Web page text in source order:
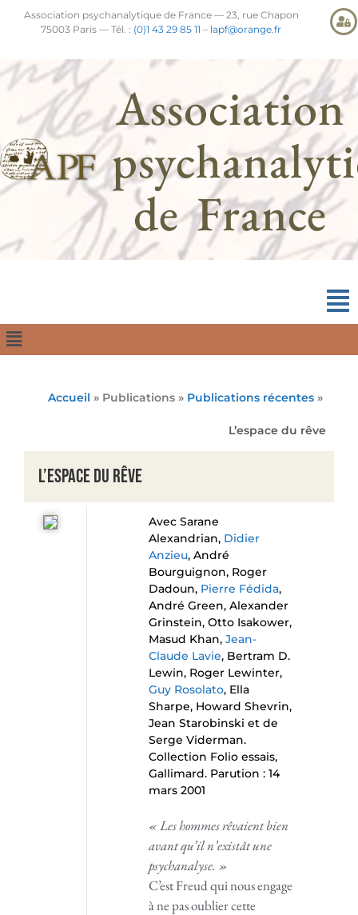
Association psychanalytique de France — 23, rue Chapon
75003 Paris — Tél. : (0)1 43 29 85 11 – lapf@orange.fr
Association
de France
Accueil » Publications » Publications récentes »
L’espace du rêve
L’espace du rêve
Avec Sarane
Alexandrian, Didier
Anzieu, André
Bourguignon, Roger
Dadoun, Pierre Fédida,
André Green, Alexander
Grinstein, Otto Isakower,
Masud Khan,Jean-
Claude Lavie, Bertram D.
Lewin, Roger Lewinter,
Guy Rosolato, Ella
Sharpe, Howard Shevrin,
Jean Starobinski et de
Serge Viderman.
Collection Folio essais,
Gallimard. Parution : 14
mars 2001
« Les hommes rêvaient bien
avant qu’il n’existât une
psychanalyse. »
C’est Freud qui nous engage
à ne pas oublier cette